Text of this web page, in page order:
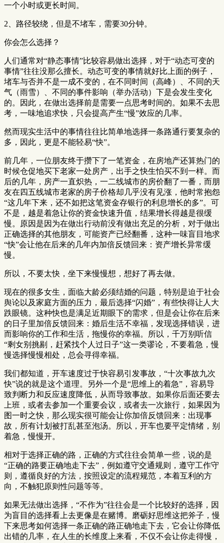
一个小时或更长时间。
2、路径较绕，但是不堵车，需要30分钟。
你会怎么选择？
人们通常对“静态事情”比较容易做出选择，对于“动态可变的
事情”往往没那么擅长。动态可变的事情就好比上面的例子，
堵车与否并不是一成不变的，在不同时间（高峰）、不同的天
气（雨雪）、不同的事件影响（举办活动）下是会发生变化
的。因此，在做出选择前是需要一点思考时间的。如果不去思
考，一味地追求快，只会提高产生“慢”效应的几率。
然而现实生活中的事情往往比简单地选择一条路通行要复杂的
多，因此，更是不能轻易“快”。
前几年，一位朋友终于攒下了一笔资金，在房地产还算热门的
时候仓促地买下老家一处房产，出手之快生怕买不到一样。而
后的几年，房产一直炽热，一二线城市的房价翻了一番，而朋
友在四五线城市老家的房子价格却几乎没有见涨，他时常抱怨
“这几年下来，还不如把这笔资金存银行的利息增长的多”。可
不是，越是着急让你的资金快速升值，结果增长得越是很缓
慢。原因是因为在做出行动前没有做出充足的分析，对于做出
正确选择的其他朋友，可能资产已经翻番，这种一味盲目地求
“快”会让他在后来的几年内加倍反馈回来：资产增长异常缓
慢。
所以，不要太快，坐下来慢慢想，想好了再去做。
现在的很多女生，面临大龄必须结婚的问题，特别是迫于社会
舆论以及家庭方面的压力，最后选择“闪婚”，有些快得让人大
跌眼镜。这种快也是满足近期眼下的需求，但是会让你在后来
的日子里加倍反馈回来：婚后生活不幸福，发现选择错误，进
而影响你的工作和生活，拖慢你的幸福。所以，千万别听信
“剩女别挑剔，赶紧找个人过日子”这一类谬论，不要着急，慢
慢选择慢慢相处，总会寻得幸福。
我们都知道，开车速度过于快容易引发事故，“十次事故九次
快”说的就是这个道理。另外一个是“思维上的着急”，容易导
致判断力和反应速度降低，从而导致事故。如果你后面还要去
上班，或者去参加一个重要会议，或者去一次旅行，如果因为
图一时之快，那么现实很可能会让你加倍反馈回来：出现事
故，所有计划被打乱甚至泡汤。所以，开车也要平定情绪，别
着急，慢慢开。
相对于选择正确的路，正确的方式往往会简单一些，说的是
“正确的路要正确地走下去”，例如遵守交通规则，遵守工作守
则，遵循良好的方法，按照设定的流程规范，本着互利的方
向，不触犯原则性问题等等。
如果无法做出选择，“不作为”往往会是一个比较好的选择，因
为盲目的选择看上去更像是在赌博。磨砺好思维这把斧子，慢
下来思考如何选择一条正确的路正确地走下去，它会让你降低
出错的几率，在人生的长维度上来看，不仅不会让你走得慢，